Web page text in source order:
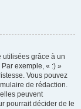
utilisées grâce à un
exemple, « :) »
Vous pouvez
de rédaction.
peuvent
pourrait décider de le